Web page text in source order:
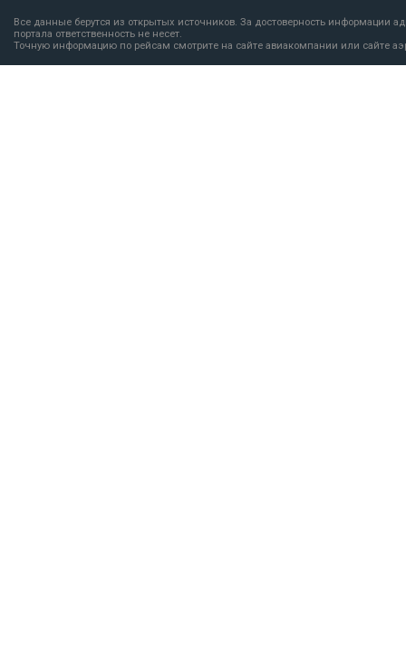
Все данные берутся из открытых источников. За достоверность информации
портала ответственность не несет.
Точную информацию по рейсам смотрите на сайте авиакомпании или сайте